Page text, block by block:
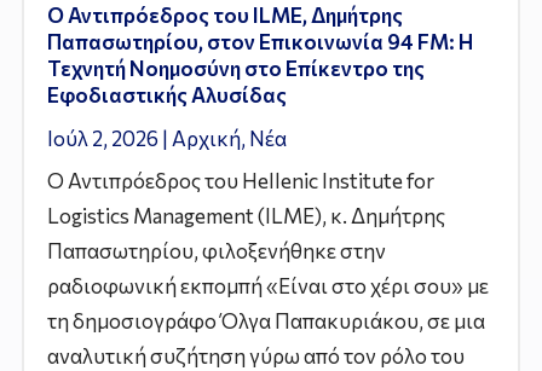
Ο Αντιπρόεδρος του ILME, Δημήτρης
Παπασωτηρίου, στον Επικοινωνία 94 FM: Η
Τεχνητή Νοημοσύνη στο Επίκεντρο της
Εφοδιαστικής Αλυσίδας
Ιούλ 2, 2026 | Αρχική, Νέα
Ο Αντιπρόεδρος του Hellenic Institute for
Logistics Management (ILME), κ. Δημήτρης
Παπασωτηρίου, φιλοξενήθηκε στην
ραδιοφωνική εκπομπή «Είναι στο χέρι σου» με
τη δημοσιογράφο Όλγα Παπακυριάκου, σε μια
αναλυτική συζήτηση γύρω από τον ρόλο του